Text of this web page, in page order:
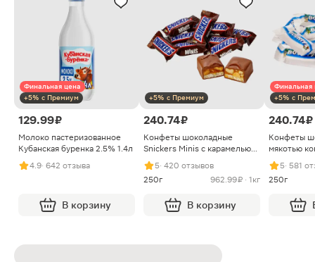
Финальная цена
+5% с Премиум
129.99 ₽
Молоко пастеризованное
Кубанская буренка 2.5% 1.4л
4.9· 642 отзыва
В корзину
+5% с Премиум
240.74 ₽
Конфеты шоколадные
Snickers Minis с карамелью
арахисом и нугой
5· 420 отзывов
250г
962.99 ₽ · 1кг
В корзину
Финальная
+5% с
240.74 ₽
Конфеты
мякотью
5· 581
250г